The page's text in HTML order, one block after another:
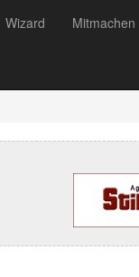
Wizard Mitmachen